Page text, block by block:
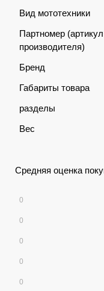
Вид мототехники
Партномер (артикул
производителя)
Бренд
Габариты товара
разделы
Вес
Средняя оценка
0
0
0
0
0